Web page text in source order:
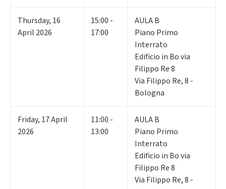
Thursday, 16
April 2026
15:00 -
17:00
AULA B
Piano Primo
Interrato
Edificio in Bo via
Filippo Re 8
Via Filippo Re, 8 -
Bologna
Friday, 17April
2026
11:00 -
13:00
AULA B
Piano Primo
Interrato
Edificio in Bo via
Filippo Re 8
Via Filippo Re, 8 -